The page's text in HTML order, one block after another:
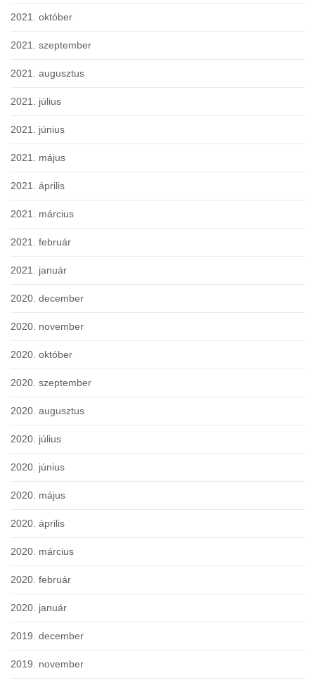
2021. október
2021. szeptember
2021. augusztus
2021. július
2021. június
2021. május
2021. április
2021. március
2021. február
2021. január
2020. december
2020. november
2020. október
2020. szeptember
2020. augusztus
2020. július
2020. június
2020. május
2020. április
2020. március
2020. február
2020. január
2019. december
2019. november